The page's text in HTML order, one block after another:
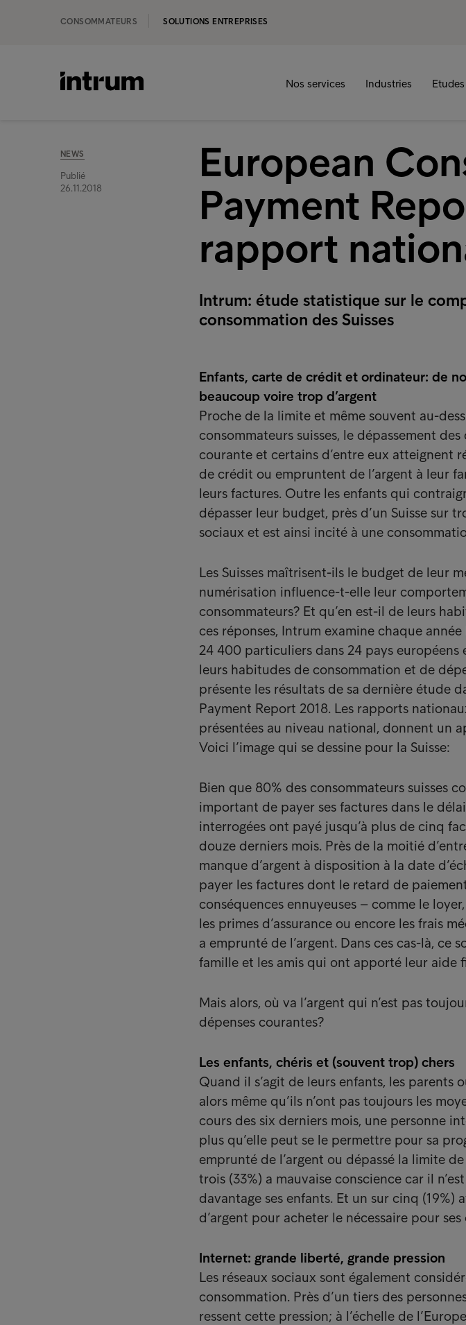
CONSOMMATEURS SOLUTIONS ENTREPRISES
Nos services Industries
NEWS
Publié
26.11.2018
European
Payment
rapport
Intrum: étude statistique sur le
consommation des Suisses
Enfants, carte de crédit et ordinateur: de
beaucoup voire trop d’argent
Proche de la limite et même souvent au-
consommateurs suisses, le dépassement
courante et certains d’entre eux atteignent
de crédit ou empruntent de l’argent à leur
leurs factures. Outre les enfants qui
dépasser leur budget, près d’un Suisse sur
sociaux et est ainsi incité à une
Les Suisses maîtrisent-ils le budget de leur
numérisation influence-t-elle leur
consommateurs? Et qu’en est-il de leurs
ces réponses, Intrum examine chaque
24 400 particuliers dans 24 pays européens
leurs habitudes de consommation et de
présente les résultats de sa dernière étude
Payment Report 2018. Les rapports
présentées au niveau national, donnent un
Voici l’image qui se dessine pour la Suisse:
Bien que 80% des consommateurs suisses
important de payer ses factures dans le
interrogées ont payé jusqu’à plus de cinq
douze derniers mois. Près de la moitié
manque d’argent à disposition à la date
payer les factures dont le retard de
conséquences ennuyeuses – comme le
les primes d’assurance ou encore les frais
a emprunté de l’argent. Dans ces cas-là, ce
famille et les amis qui ont apporté leur aide
Mais alors, où va l’argent qui n’est pas
dépenses courantes?
Les enfants, chéris et (souvent trop) chers
Quand il s’agit de leurs enfants, les parents
alors même qu’ils n’ont pas toujours les
cours des six derniers mois, une personne
plus qu’elle peut se le permettre pour sa
emprunté de l’argent ou dépassé la limite
trois (33%) a mauvaise conscience car il
davantage ses enfants. Et un sur cinq (19%)
d’argent pour acheter le nécessaire pour ses
Internet: grande liberté, grande pression
Les réseaux sociaux sont également
consommation. Près d’un tiers des
ressent cette pression; à l’échelle de